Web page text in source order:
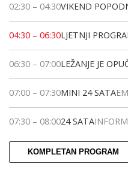
02:30 – 04:30VIKEND
04:30 – 06:30LJETNJI
06:30 – 07:00LEŽANJE JE
07:00 – 07:30MINI 24 SATA
07:30 – 08:0024 SATA
KOMPLETAN PROGRAM